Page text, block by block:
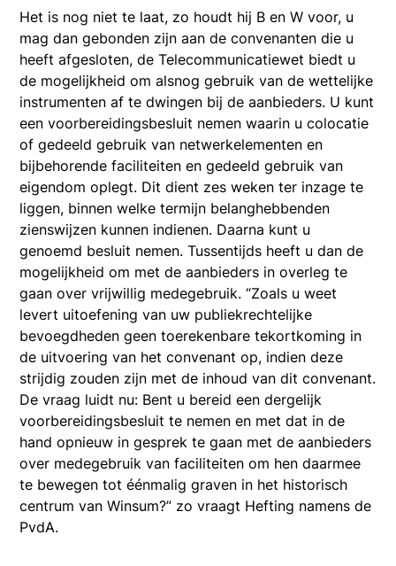
Het is nog niet te laat, zo houdt hij B en W voor, u
mag dan gebonden zijn aan de convenanten die u
heeft afgesloten, de Telecommunicatiewet biedt u
de mogelijkheid om alsnog gebruik van de wettelijke
instrumenten af te dwingen bij de aanbieders. U kunt
een voorbereidingsbesluit nemen waarin u colocatie
of gedeeld gebruik van netwerkelementen en
bijbehorende faciliteiten en gedeeld gebruik van
eigendom oplegt. Dit dient zes weken ter inzage te
liggen, binnen welke termijn belanghebbenden
zienswijzen kunnen indienen. Daarna kunt u
genoemd besluit nemen. Tussentijds heeft u dan de
mogelijkheid om met de aanbieders in overleg te
gaan over vrijwillig medegebruik. “Zoals u weet
levert uitoefening van uw publiekrechtelijke
bevoegdheden geen toerekenbare tekortkoming in
de uitvoering van het convenant op, indien deze
strijdig zouden zijn met de inhoud van dit convenant.
De vraag luidt nu: Bent u bereid een dergelijk
voorbereidingsbesluit te nemen en met dat in de
hand opnieuw in gesprek te gaan met de aanbieders
over medegebruik van faciliteiten om hen daarmee
te bewegen tot éénmalig graven in het historisch
centrum van Winsum?” zo vraagt Hefting namens de
PvdA.